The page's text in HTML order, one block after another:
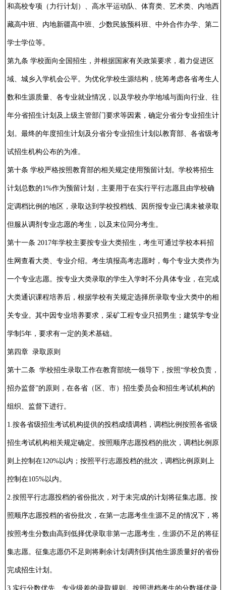
和高校专项（力行计划）、高水平运动队、体育类、艺术类、内地西
藏高中班、内地新疆高中班、少数民族预科班、中外合作办学、第二
学士学位等。
第九条 学校面向全国招生，并根据国家有关政策要求，着力促进区
域、城乡入学机会公平。为优化学校生源结构，统筹考虑各省考生人
数和生源质量、各专业就业情况，以及学校办学地域与面向行业、往
年分省招生计划及上级主管部门要求等因素，确定分省分专业招生计
划。最终的年度招生计划及分省分专业招生计划以教育部、各省级考
试招生机构公布的为准。
第十条 学校严格按照教育部的相关规定使用预留计划。学校将招生
计划总数的1%作为预留计划，主要用于在实行平行志愿且由学校确
定调档比例的地区，录取达到学校投档线、因所报专业已满未被录取
但服从调剂专业志愿的考生，以及末位同分考生。
第十一条 2017年学校主要按专业大类招生，考生可通过学校本科招
生网查看大类、专业介绍。考生填报高考志愿时，每个专业大类作为
一个专业志愿。按专业大类录取的学生入学时不分具体专业，在完成
大类通识课程培养后，根据学校有关规定选择所录取专业大类中的相
关专业。其中因专业培养要求，采矿工程专业只招男生；建筑学专业
学制5年，要求有一定的美术基础。
第四章 录取原则
第十二条 学校招生录取工作在教育部统一领导下，按照“学校负责，
招办监督”的原则，在各省（区、市）招生委员会和招生考试机构的
组织、监督下进行。
1.按各省级招生考试机构提供的投档成绩调档，调档比例按照各省级
招生考试机构相关规定确定。按照顺序志愿投档的批次，调档比例原
则上控制在120%以内；按照平行志愿投档的批次，调档比例原则上
控制在105%以内。
2.按照平行志愿投档的省份批次，对于未完成的计划将征集志愿。按
照顺序志愿投档的省份批次，在第一志愿考生生源不足的情况下，将
按照考生分数由高到低择优录取非第一志愿考生，生源仍不足的将征
集志愿。征集志愿仍不足则将剩余计划调剂到其他生源质量好的省份
完成招生计划。
3.实行分数优先、专业级差的录取规则。按照进档考生的分数择优录